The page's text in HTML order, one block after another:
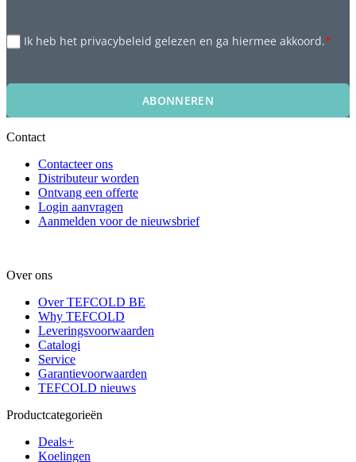
Ik heb het privacybeleid gelezen en ga hiermee akkoord.*
ABONNEREN
Contact
Contacteer ons
Distributeur worden
Ontvang een offerte
Login aanvragen
Aanmelden voor de nieuwsbrief
Over ons
Over TEFCOLD BE
Why TEFCOLD
Leveringsvoorwaarden
Catalogi
Service
Garantievoorwaarden
TEFCOLD nieuws
Productcategorieën
Deals+
Koelingen